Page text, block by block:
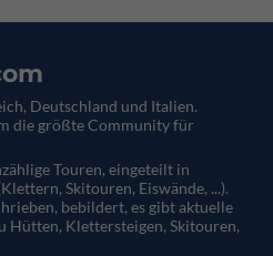
Deutschland und Italien.
die größte Community für
Touren, eingeteilt in
Skitouren, Eiswände, ...).
bebildert, es gibt aktuelle
Hütten, Klettersteigen, Skitouren,